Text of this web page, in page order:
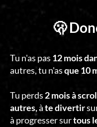
🫢
Tu n'as pas 12 mois
autres, tu n'asque 10
Tu perds 2 mois à
autres,àte divertir
à progresser surtous